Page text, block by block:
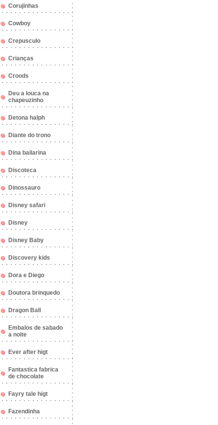
Corujinhas
Cowboy
Crepusculo
Crianças
Croods
Deu a louca na
chapeuzinho
Detona halph
Diante do trono
Dina bailarina
Discoteca
Dinossauro
Disney safari
Disney
Disney Baby
Discovery kids
Dora e Diego
Doutora brinquedo
Dragon Ball
Embalos de sabado
a noite
Ever after higt
Fantastica fabrica
de chocolate
Fayry tale higt
Fazendinha